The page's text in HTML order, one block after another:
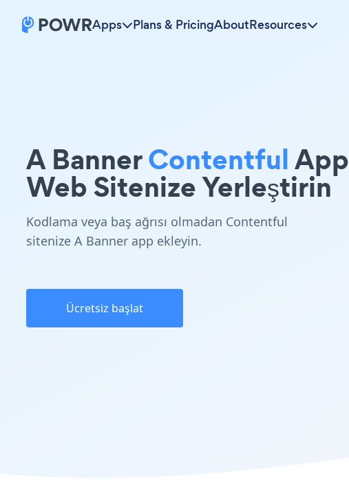
Apps Plans & PricingAboutResources
A BannerContentfulApp
Web Sitenize Yerleştirin
Kodlama veya baş ağrısı olmadan Contentful
sitenize A Banner app ekleyin.
Ücretsiz başlat